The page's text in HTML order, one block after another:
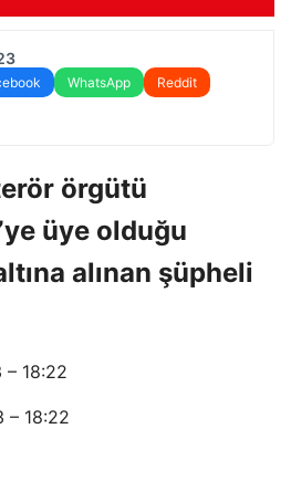
WhatsApp
Reddit
örgütü
üye olduğu
alınan şüpheli
– 18:22
– 18:22